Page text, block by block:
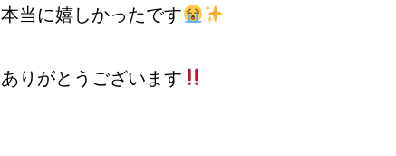
本当に嬉しかったです
ありがとうございます